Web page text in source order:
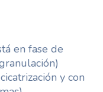
en fase de
y con